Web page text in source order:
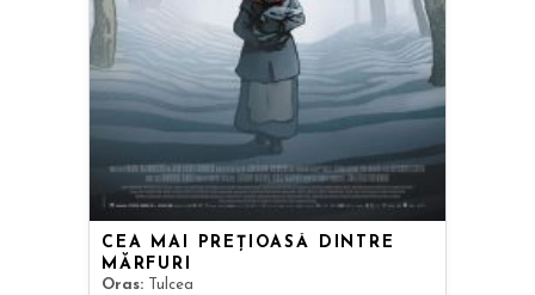
CEA MAI PREȚIOASĂ DINTRE
MĂRFURI
Oras: Tulcea